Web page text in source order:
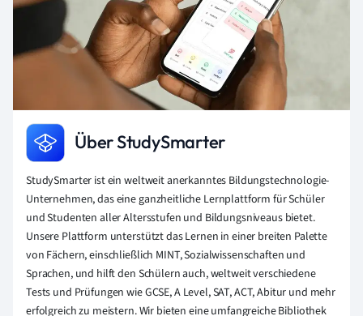
Über StudySmarter
StudySmarter ist ein weltweit anerkanntes Bildungstechnologie-
Unternehmen, das eine ganzheitliche Lernplattform für Schüler
und Studenten aller Altersstufen und Bildungsniveaus bietet.
Unsere Plattform unterstützt das Lernen in einer breiten Palette
von Fächern, einschließlich MINT, Sozialwissenschaften und
Sprachen, und hilft den Schülern auch, weltweit verschiedene
Tests und Prüfungen wie GCSE, A Level, SAT, ACT, Abitur und mehr
erfolgreich zu meistern. Wir bieten eine umfangreiche Bibliothek